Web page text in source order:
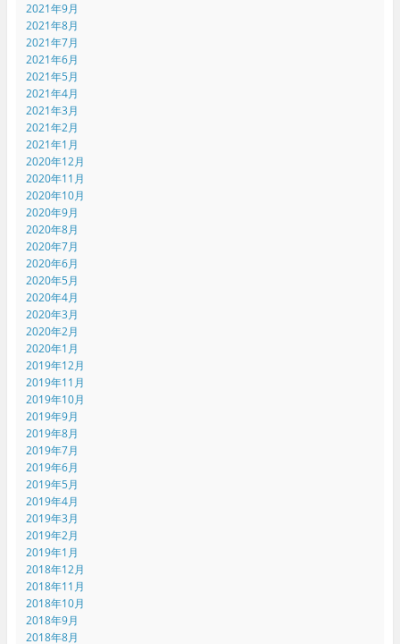
2021年9月
2021年8月
2021年7月
2021年6月
2021年5月
2021年4月
2021年3月
2021年2月
2021年1月
2020年12月
2020年11月
2020年10月
2020年9月
2020年8月
2020年7月
2020年6月
2020年5月
2020年4月
2020年3月
2020年2月
2020年1月
2019年12月
2019年11月
2019年10月
2019年9月
2019年8月
2019年7月
2019年6月
2019年5月
2019年4月
2019年3月
2019年2月
2019年1月
2018年12月
2018年11月
2018年10月
2018年9月
2018年8月